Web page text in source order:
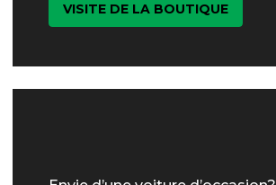
VISITE DE LA BOUTIQUE